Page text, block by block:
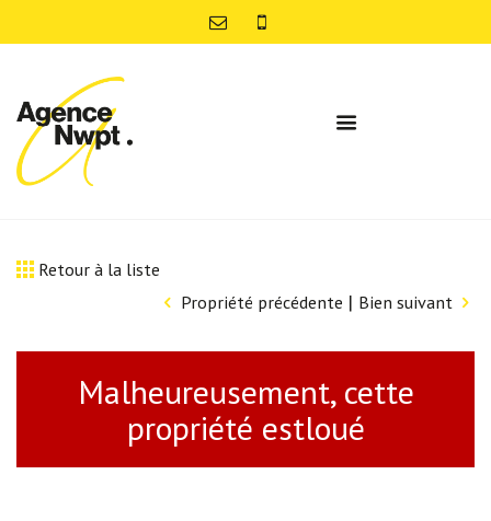
Retour à la liste
Propriété précédente | Bien suivant
Malheureusement, cette
propriété estloué